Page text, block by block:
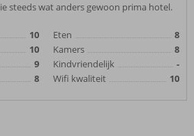
steeds wat anders gewoon prima hotel.
10
10
9
8
Eten
8
Kamers
8
Kindvriendelijk
-
Wifi kwaliteit
10